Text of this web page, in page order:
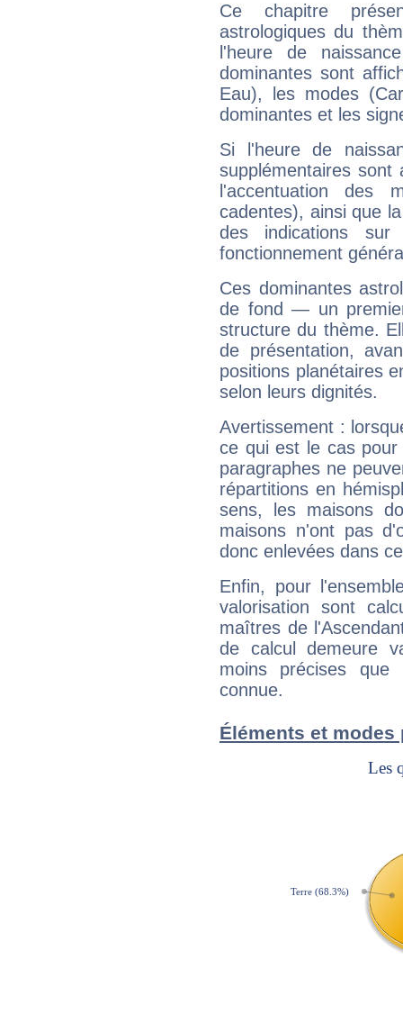
Ce chapitre
astrologiques du
l'heure de
dominantes sont
Eau), les modes
dominantes et les
Si l'heure de
supplémentaires sont
l'accentuation des
cadentes), ainsi que
des indications sur
fonctionnement
Ces dominantes
de fond — un
structure du thème.
de présentation,
positions planétaires
selon leurs dignités.
Avertissement :
ce qui est le cas
paragraphes ne
répartitions en
sens, les maisons
maisons n'ont pas
donc enlevées dans
Enfin, pour
valorisation sont
maîtres de
de calcul demeure
moins précises que
connue.
Éléments et modes